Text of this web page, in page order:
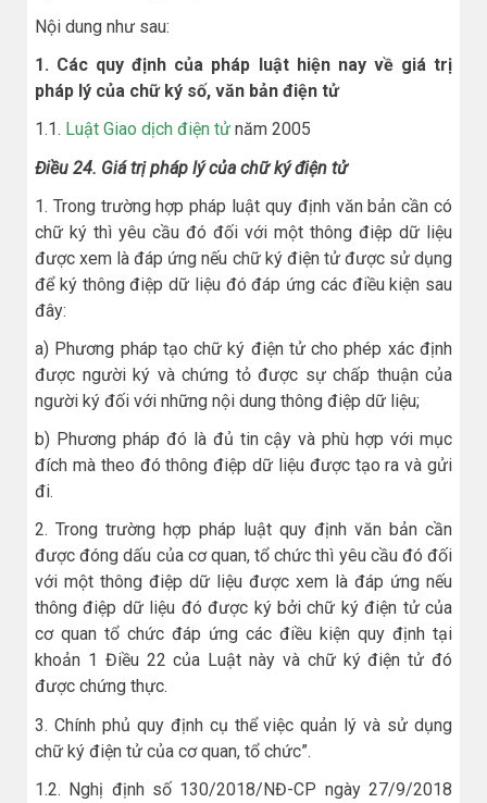
Nội dung như sau:
1. Các quy định của pháp luật hiện nay về giá trị
pháp lý của chữ ký số, văn bản điện tử
1.1. Luật Giao dịch điện tử năm 2005
Điều 24. Giá trị pháp lý của chữ ký điện tử
1. Trong trường hợp pháp luật quy định văn bản cần có
chữ ký thì yêu cầu đó đối với một thông điệp dữ liệu
được xem là đáp ứng nếu chữ ký điện tử được sử dụng
để ký thông điệp dữ liệu đó đáp ứng các điều kiện sau
đây:
a) Phương pháp tạo chữ ký điện tử cho phép xác định
được người ký và chứng tỏ được sự chấp thuận của
người ký đối với những nội dung thông điệp dữ liệu;
b) Phương pháp đó là đủ tin cậy và phù hợp với mục
đích mà theo đó thông điệp dữ liệu được tạo ra và gửi
đi.
2. Trong trường hợp pháp luật quy định văn bản cần
được đóng dấu của cơ quan, tổ chức thì yêu cầu đó đối
với một thông điệp dữ liệu được xem là đáp ứng nếu
thông điệp dữ liệu đó được ký bởi chữ ký điện tử của
cơ quan tổ chức đáp ứng các điều kiện quy định tại
khoản 1 Điều 22 của Luật này và chữ ký điện tử đó
được chứng thực.
3. Chính phủ quy định cụ thể việc quản lý và sử dụng
chữ ký điện tử của cơ quan, tổ chức”.
1.2. Nghị định số 130/2018/NĐ-CP ngày 27/9/2018